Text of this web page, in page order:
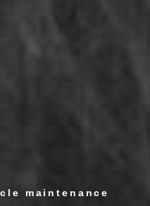
maintenance